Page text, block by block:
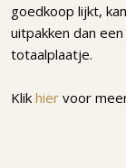
goedkoop lijkt,
uitpakken dan
totaalplaatje.
Klik hier voor